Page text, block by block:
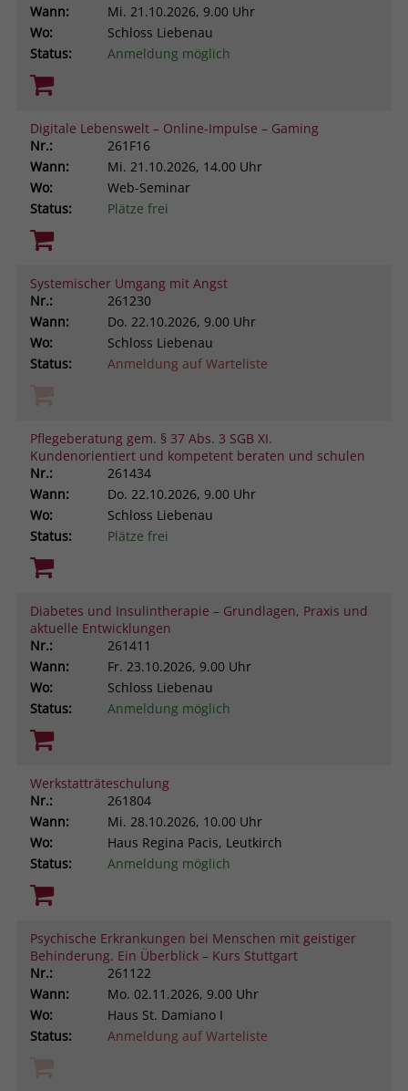
Wann:
Mi. 21.10.2026, 9.00 Uhr
Wo:
Schloss Liebenau
Status:
Anmeldung möglich
Digitale Lebenswelt – Online-Impulse – Gaming
Nr.:
261F16
Wann:
Mi. 21.10.2026, 14.00 Uhr
Wo:
Web-Seminar
Status:
Plätze frei
Systemischer Umgang mit Angst
Nr.:
261230
Wann:
Do. 22.10.2026, 9.00 Uhr
Wo:
Schloss Liebenau
Status:
Anmeldung auf Warteliste
Pflegeberatung gem. § 37 Abs. 3 SGB XI.
Kundenorientiert und kompetent beraten und schulen
Nr.:
261434
Wann:
Do. 22.10.2026, 9.00 Uhr
Wo:
Schloss Liebenau
Status:
Plätze frei
Diabetes und Insulintherapie – Grundlagen, Praxis und
aktuelle Entwicklungen
Nr.:
261411
Wann:
Fr. 23.10.2026, 9.00 Uhr
Wo:
Schloss Liebenau
Status:
Anmeldung möglich
Werkstatträteschulung
Nr.:
261804
Wann:
Mi. 28.10.2026, 10.00 Uhr
Wo:
Haus Regina Pacis, Leutkirch
Status:
Anmeldung möglich
Psychische Erkrankungen bei Menschen mit geistiger
Behinderung. Ein Überblick – Kurs Stuttgart
Nr.:
261122
Wann:
Mo. 02.11.2026, 9.00 Uhr
Wo:
Haus St. Damiano I
Status:
Anmeldung auf Warteliste